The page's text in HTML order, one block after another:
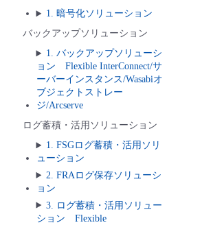
1. 暗号化ソリューション
バックアップソリューション
1. バックアップソリューシ
ョン Flexible InterConnect/サ
ーバーインスタンス/Wasabiオ
ブジェクトストレー
ジ/Arcserve
ログ蓄積・活用ソリューション
1. FSGログ蓄積・活用ソリ
ューション
2. FRAログ保存ソリューシ
ョン
3. ログ蓄積・活用ソリュー
ション Flexible